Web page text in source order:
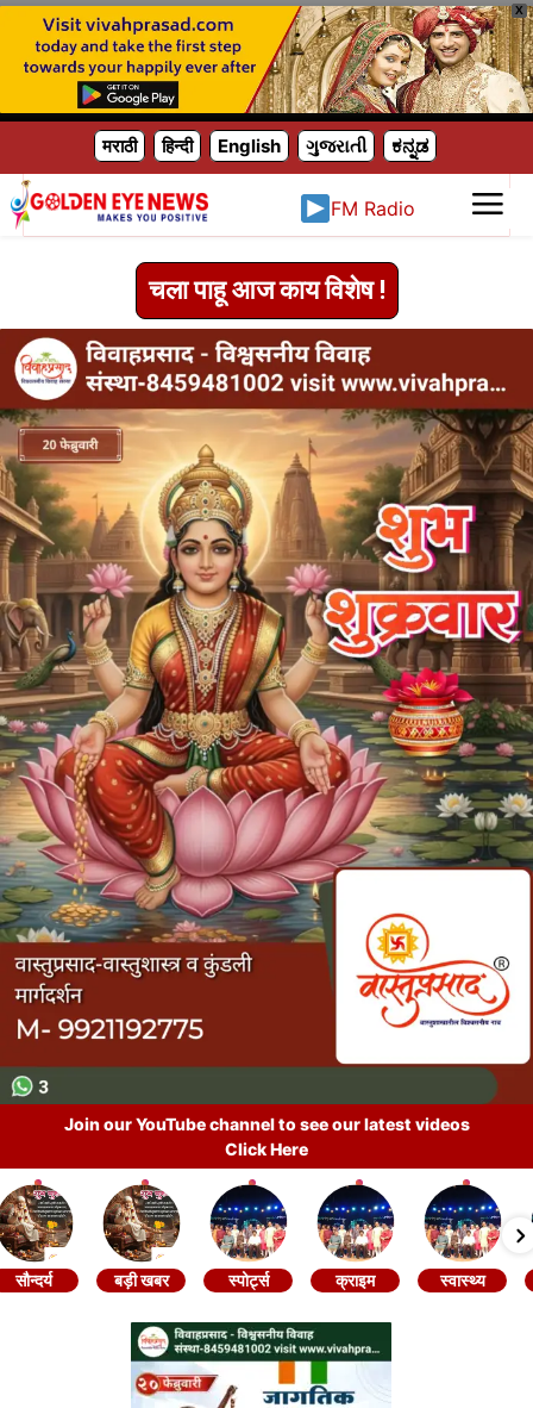
X
मराठी हिन्दी English ગુજરાતી ಕನ್ನಡ
FM Radio
चला पाहू आज काय विशेष !
Join our YouTube channel to see our latest videos
Click Here
सौन्दर्य बड़ी खबर स्पोर्ट्स क्राइम स्वास्थ्य